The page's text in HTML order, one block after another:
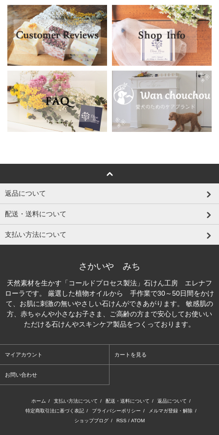
返品について
配送・送料について
支払い方法について
さかいや みち
天然素材を生かす「コールドプロセス製法」石けん工房 エレナフ
ローラです。 厳選した植物オイルから 手作業で30～50日間をかけ
て、お肌に刺激の無いやさしい石けんができあがります。 敏感肌の
方、赤ちゃんや小さなお子さま、ご高齢の方まで安心してお使いい
ただける石けんやスキンケア製品をつくっております。
マイアカウント カートを見る
お問い合わせ
ホーム / 支払い方法について / 配送・送料について / 返品について /
特定商取引法に基づく表記 / プライバシーポリシー / メルマガ登録・解除 /
ショップブログ / RSS / ATOM